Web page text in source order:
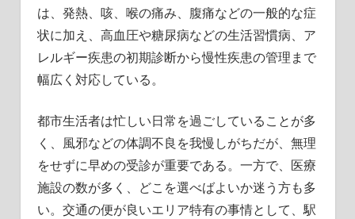
は、発熱、咳、喉の痛み、腹痛などの一般的な症
状に加え、高血圧や糖尿病などの生活習慣病、ア
レルギー疾患の初期診断から慢性疾患の管理まで
幅広く対応している。
都市生活者は忙しい日常を過ごしていることが多
く、風邪などの体調不良を我慢しがちだが、無理
をせずに早めの受診が重要である。一方で、医療
施設の数が多く、どこを選べばよいか迷う方も多
い。交通の便が良いエリア特有の事情として、駅